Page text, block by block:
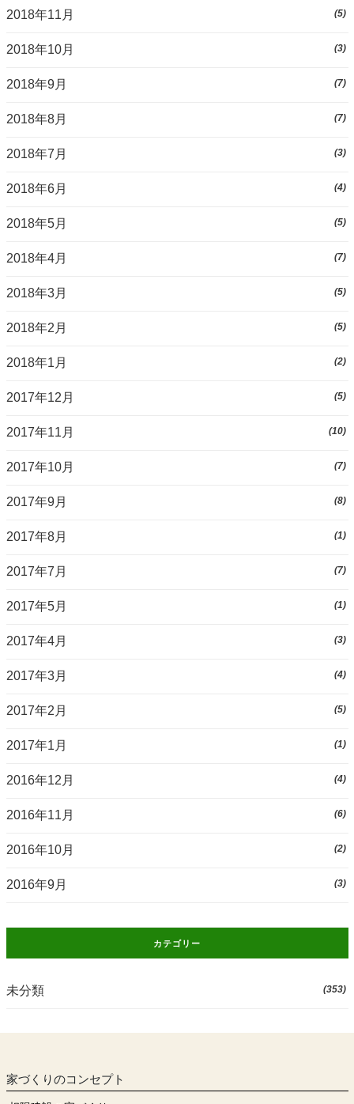
2018年11月 (5)
2018年10月 (3)
2018年9月 (7)
2018年8月 (7)
2018年7月 (3)
2018年6月 (4)
2018年5月 (5)
2018年4月 (7)
2018年3月 (5)
2018年2月 (5)
2018年1月 (2)
2017年12月 (5)
2017年11月 (10)
2017年10月 (7)
2017年9月 (8)
2017年8月 (1)
2017年7月 (7)
2017年5月 (1)
2017年4月 (3)
2017年3月 (4)
2017年2月 (5)
2017年1月 (1)
2016年12月 (4)
2016年11月 (6)
2016年10月 (2)
2016年9月 (3)
カテゴリー
未分類 (353)
家づくりのコンセプト